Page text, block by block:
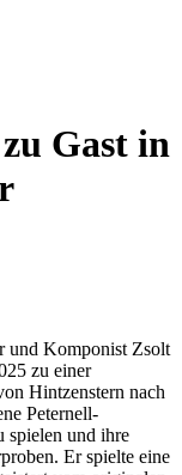
Gast in
und Komponist Zsolt
zu einer
Hintzenstern nach
Peternell-
spielen und ihre
Er spielte eine